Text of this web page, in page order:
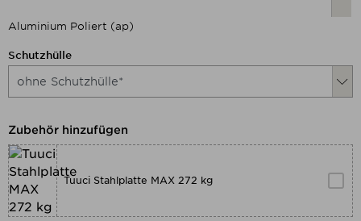
Aluminium Poliert (ap)
Nachfolgend können Sie das
Schutzhülle
Zubehör hinzufügen
Tuuci Stahlplatte MAX 272 kg